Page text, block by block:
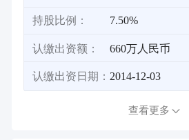
持股比例： 7.50%
认缴出资额： 660万人民币
认缴出资日期： 2014-12-03
查看更多